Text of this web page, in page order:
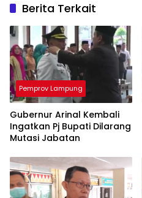
Berita Terkait
Pemprov Lampung
Gubernur Arinal Kembali
Ingatkan Pj Bupati Dilarang
Mutasi Jabatan